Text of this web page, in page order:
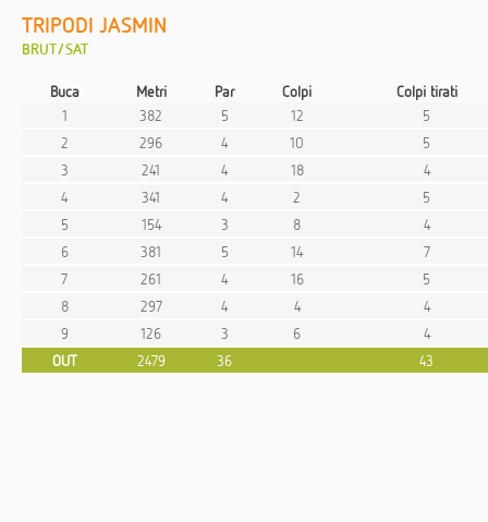
TRIPODI JASMIN
BRUT/SAT
Buca Metri Par Colpi
Colpi tirati
1
382 5 12
5
2
296 4 10
5
3
241 4 18
4
4
341 4 2
5
5
154 3 8
4
6
381 5 14
7
7
261 4 16
5
8
297 4 4
4
9
126 3 6
4
OUT
2479 36 43